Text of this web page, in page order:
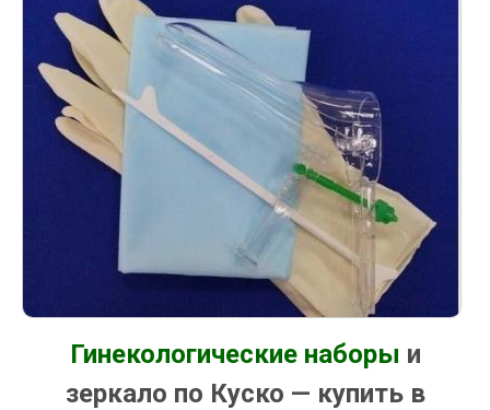
Гинекологические наборы и
зеркало по Куско — купить в